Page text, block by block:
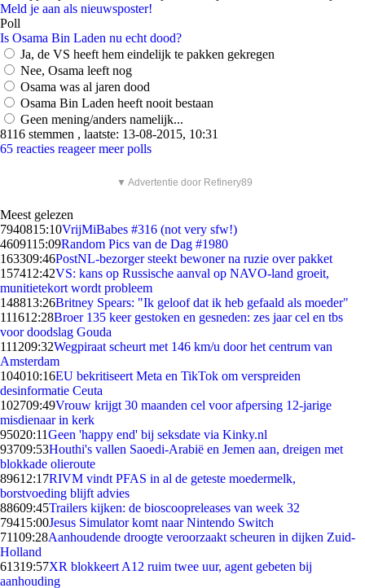
Meld je aan als nieuwsposter!
Poll
Is Osama Bin Laden nu echt dood?
Ja, de VS heeft hem eindelijk te pakken gekregen
Nee, Osama leeft nog
Osama was al jaren dood
Osama Bin Laden heeft nooit bestaan
Geen mening/anders namelijk...
8116 stemmen , laatste: 13-08-2015, 10:31
65 reacties reageer meer polls
▼ Advertentie door Refinery89
Meest gelezen
7940815:10VrijMiBabes #316 (not very sfw!)
4609115:09Random Pics van de Dag #1980
163309:46PostNL-bezorger steekt bewoner na ruzie over pakket
157412:42VS: kans op Russische aanval op NAVO-land groeit,
munitietekort wordt probleem
148813:26Britney Spears: "Ik geloof dat ik heb gefaald als moeder"
111612:28Broer 135 keer gestoken en gesneden: zes jaar cel en tbs
voor doodslag Gouda
111209:32Wegpiraat scheurt met 146 km/u door het centrum van
Amsterdam
104010:16EU bekritiseert Meta en TikTok om verspreiden
desinformatie Ceuta
102709:49Vrouw krijgt 30 maanden cel voor afpersing 12-jarige
misdienaar in kerk
95020:11Geen 'happy end' bij seksdate via Kinky.nl
93709:53Houthi's vallen Saoedi-Arabië en Jemen aan, dreigen met
blokkade olieroute
89612:17RIVM vindt PFAS in al de geteste moedermelk,
borstvoeding blijft advies
88609:45Trailers kijken: de bioscoopreleases van week 32
79415:00Jesus Simulator komt naar Nintendo Switch
71109:28Aanhoudende droogte veroorzaakt scheuren in dijken Zuid-
Holland
61319:57XR blokkeert A12 ruim twee uur, agent gebeten bij
aanhouding